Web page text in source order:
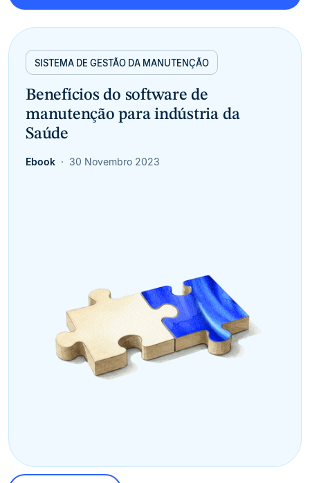
SISTEMA DE GESTÃO DA MANUTENÇÃO
Benefícios do software de
manutenção para indústria da
Saúde
Ebook 30 Novembro 2023